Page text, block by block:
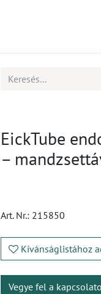
EickTube
–
Art. Nr.: 215850
Kívánságlistához
Vegye fel a